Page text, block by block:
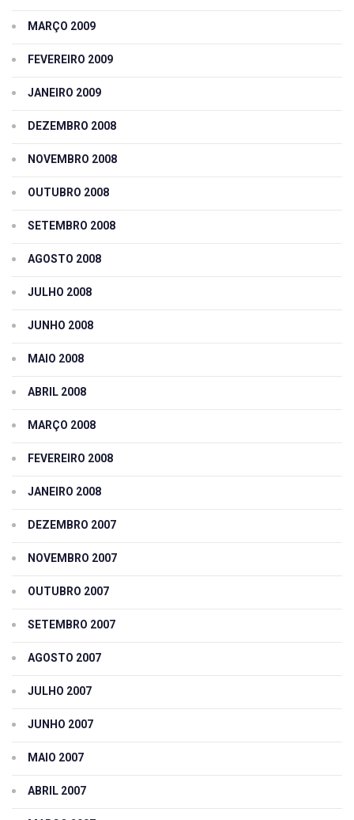
MARÇO 2009
FEVEREIRO 2009
JANEIRO 2009
DEZEMBRO 2008
NOVEMBRO 2008
OUTUBRO 2008
SETEMBRO 2008
AGOSTO 2008
JULHO 2008
JUNHO 2008
MAIO 2008
ABRIL 2008
MARÇO 2008
FEVEREIRO 2008
JANEIRO 2008
DEZEMBRO 2007
NOVEMBRO 2007
OUTUBRO 2007
SETEMBRO 2007
AGOSTO 2007
JULHO 2007
JUNHO 2007
MAIO 2007
ABRIL 2007